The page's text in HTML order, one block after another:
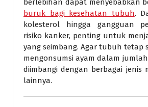
berlebihan dapat menyebabkan
buruk bagi kesehatan tubuh.
kolesterol hingga gangguan
risiko kanker, penting untuk
yang seimbang. Agar tubuh tetap
mengonsumsi ayam dalam
diimbangi dengan berbagai jenis
lainnya.